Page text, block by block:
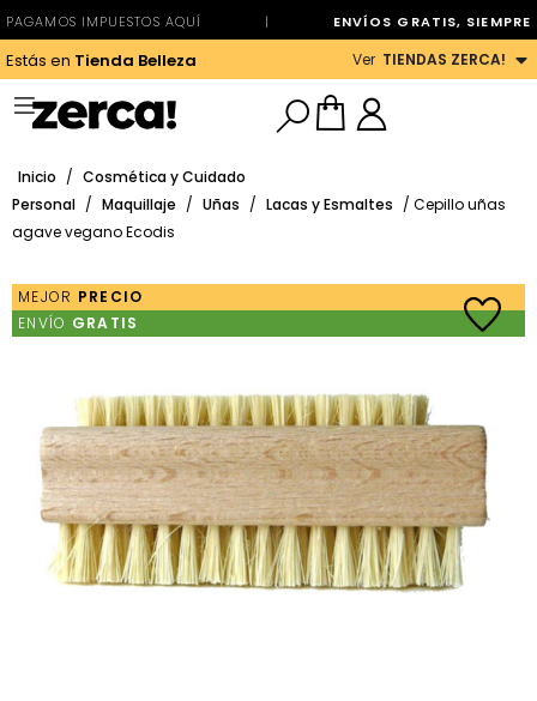
PAGAMOS IMPUESTOS AQUÍ | ENVÍOS GRATIS, SIEMPRE
Estás en Tienda Belleza Ver TIENDAS ZERCA!
Inicio / Cosmética y Cuidado
Personal / Maquillaje / Uñas / Lacas y Esmaltes / Cepillo uñas
agave vegano Ecodis
MEJOR PRECIO
ENVÍO GRATIS